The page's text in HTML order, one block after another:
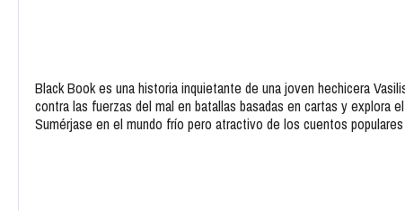
Black Book es una historia inquietante de una joven hechicera
contra las fuerzas del mal en batallas basadas en cartas y explora
Sumérjase en el mundo frío pero atractivo de los cuentos